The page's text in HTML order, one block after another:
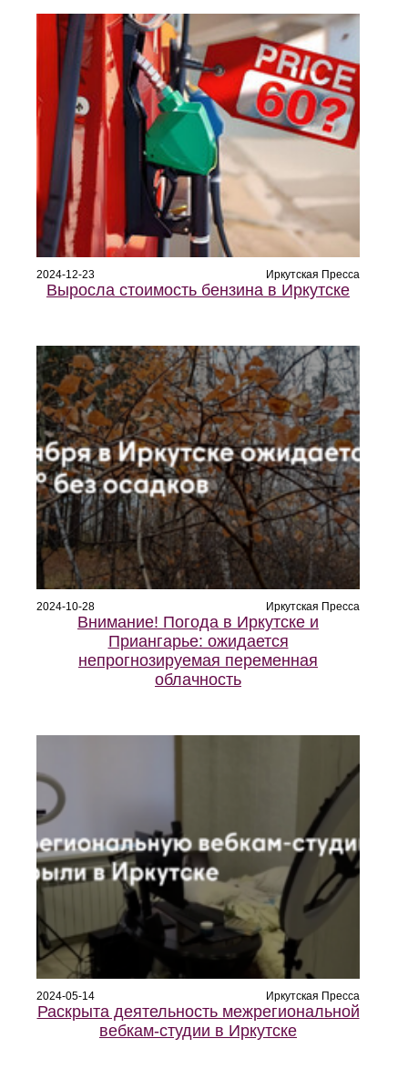
2024-12-23 Иркутская Пресса
Выросла стоимость бензина в Иркутске
2024-10-28 Иркутская Пресса
Внимание! Погода в Иркутске и
Приангарье: ожидается
непрогнозируемая переменная
облачность
2024-05-14 Иркутская Пресса
Раскрыта деятельность межрегиональной
вебкам-студии в Иркутске